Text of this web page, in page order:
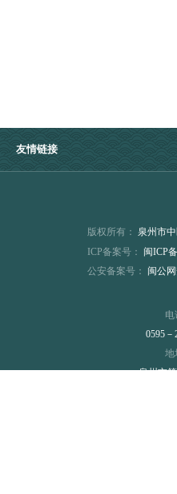
友情链接
版权所有：
泉州市
ICP备案号：
闽ICP
公安备案号：
闽公
电
0595－
地
泉州市